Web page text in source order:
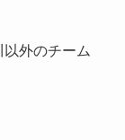
外のチーム